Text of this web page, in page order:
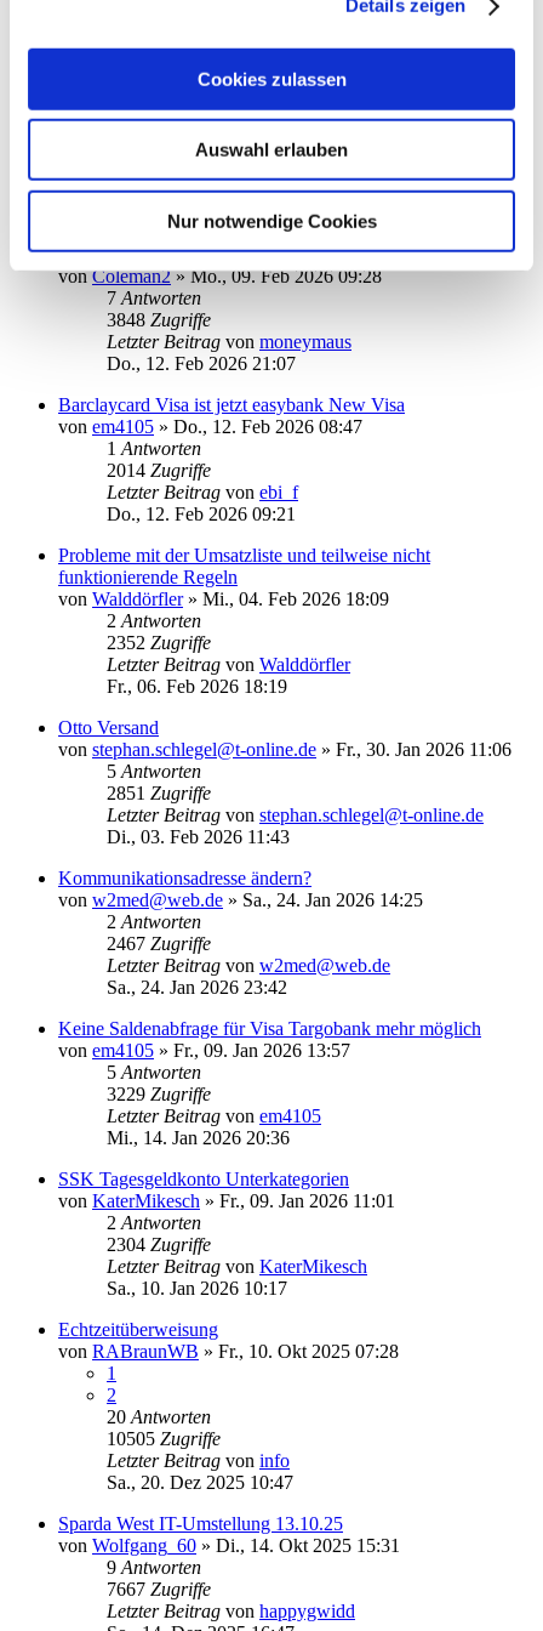
Details zeigen
Cookies zulassen
Auswahl erlauben
Nur notwendige Cookies
Komisches Abruf-Problem (Rundruf)
4Antworten
Zugriffe
Mo., 16. Feb 2026 18:19
PayPal-Konto abrufen nach Update auf Version 15 extrem
langsam
vonColeman2»Mo., 09. Feb 2026 09:28
7 Antworten
3848 Zugriffe
Letzter Beitrag von moneymaus
Do., 12. Feb 2026 21:07
Barclaycard Visa ist jetzt easybank New Visa
von em4105 » Do., 12. Feb 2026 08:47
1 Antworten
2014 Zugriffe
Letzter Beitrag von ebi_f
Do., 12. Feb 2026 09:21
Probleme mit der Umsatzliste und teilweise nicht
funktionierende Regeln
von Walddörfler» Mi., 04. Feb 2026 18:09
2 Antworten
2352 Zugriffe
Letzter Beitrag von Walddörfler
Fr., 06. Feb 2026 18:19
Otto Versand
von stephan.schlegel@t-online.de » Fr., 30. Jan 2026 11:06
5 Antworten
2851 Zugriffe
Letzter Beitrag von stephan.schlegel@t-online.de
Di., 03. Feb 2026 11:43
Kommunikationsadresse ändern?
von w2med@web.de » Sa., 24. Jan 2026 14:25
2 Antworten
2467 Zugriffe
Letzter Beitrag von w2med@web.de
Sa., 24. Jan 2026 23:42
Keine Saldenabfrage für Visa Targobank mehr möglich
von em4105 » Fr., 09. Jan 2026 13:57
5 Antworten
3229 Zugriffe
Letzter Beitrag von em4105
Mi., 14. Jan 2026 20:36
SSK Tagesgeldkonto Unterkategorien
von KaterMikesch » Fr., 09. Jan 2026 11:01
2 Antworten
2304 Zugriffe
Letzter Beitrag von KaterMikesch
Sa., 10. Jan 2026 10:17
Echtzeitüberweisung
von RABraunWB » Fr., 10. Okt 2025 07:28
1
2
20 Antworten
10505 Zugriffe
Letzter Beitrag von info
Sa., 20. Dez 2025 10:47
Sparda West IT-Umstellung 13.10.25
von Wolfgang_60 » Di., 14. Okt 2025 15:31
9 Antworten
7667 Zugriffe
Letzter Beitrag von happygwidd